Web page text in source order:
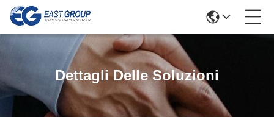
Dettagli Delle Soluzioni